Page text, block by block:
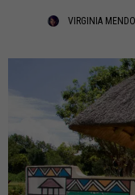
VIRGINIA